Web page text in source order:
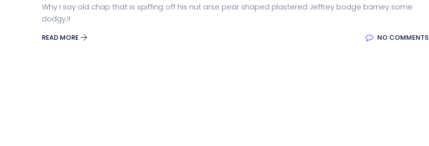
Why I say old chap that is spiffing off his nut arse pear shaped plastered Jeffrey bodge barney some
dodgy.!!
READ MORE NO COMMENTS